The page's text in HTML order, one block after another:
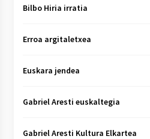
Bilbo Hiria irratia
Erroa argitaletxea
Euskara jendea
Gabriel Aresti euskaltegia
Gabriel Aresti Kultura Elkartea